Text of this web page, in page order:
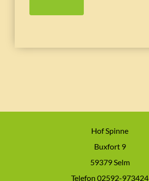
Hof Spinne
Buxfort 9
59379 Selm
Telefon 02592-973424